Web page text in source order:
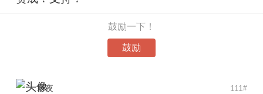
鼓励一下！
鼓励
111#
寒夜